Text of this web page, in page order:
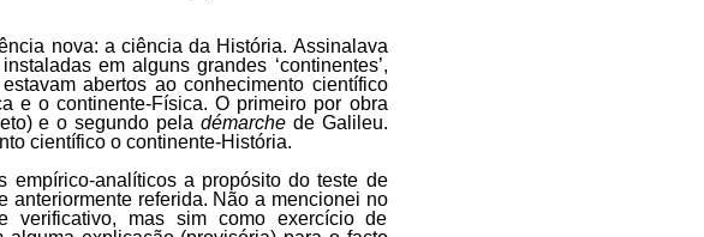
nova: a ciência da História. Assinalava
em alguns grandes ‘continentes’,
estavam abertos ao conhecimento científico
e o continente-Física. O primeiro por obra
e o segundo pela démarchede Galileu.
científico o continente-História.
empírico-analíticos a propósito do teste de
anteriormente referida. Não a mencionei no
verificativo, mas sim como exercício de